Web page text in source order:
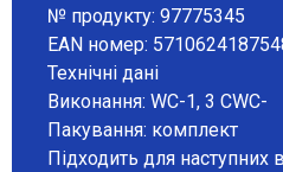
№ продукту: 97775345
EAN номер:
Технічні дані
Виконання: WC-1, 3 CWC-
Пакування: комплект
Підходить для наступних